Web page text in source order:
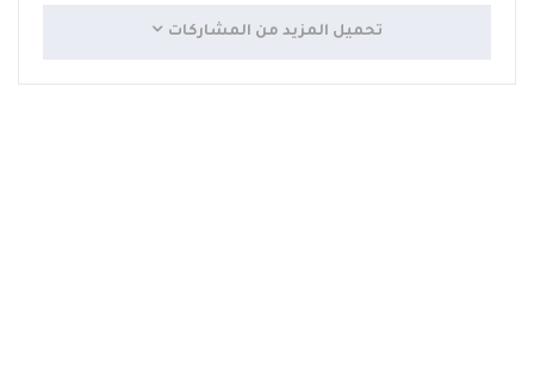
تحميل المزيد من المشاركات